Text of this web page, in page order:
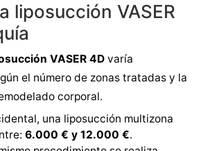
liposucción VASER
VASER 4D varía
el número de zonas tratadas y la
corporal.
una liposucción multizona
6.000 € y 12.000 €.